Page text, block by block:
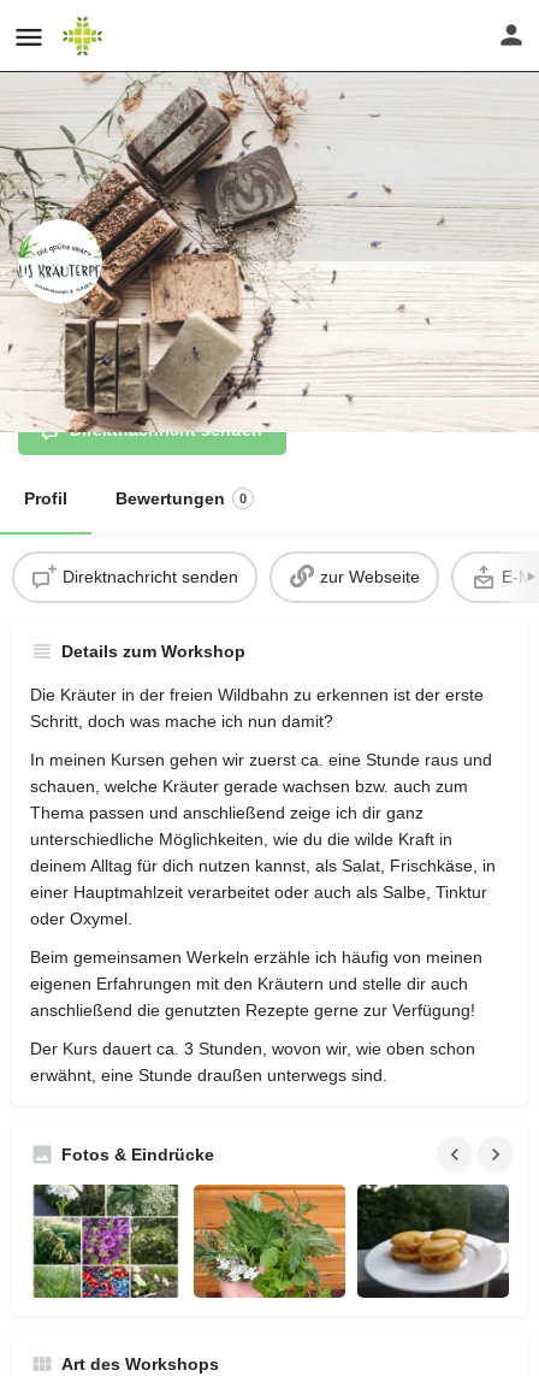
Kräuter kennenlernen und direkt
verarbeiten
Direktnachricht senden
Profil Bewertungen 0
Direktnachricht senden zur Webseite E-
Details zum Workshop
Die Kräuter in der freien Wildbahn zu erkennen ist der erste
Schritt, doch was mache ich nun damit?
In meinen Kursen gehen wir zuerst ca. eine Stunde raus und
schauen, welche Kräuter gerade wachsen bzw. auch zum
Thema passen und anschließend zeige ich dir ganz
unterschiedliche Möglichkeiten, wie du die wilde Kraft in
deinem Alltag für dich nutzen kannst, als Salat, Frischkäse, in
einer Hauptmahlzeit verarbeitet oder auch als Salbe, Tinktur
oder Oxymel.
Beim gemeinsamen Werkeln erzähle ich häufig von meinen
eigenen Erfahrungen mit den Kräutern und stelle dir auch
anschließend die genutzten Rezepte gerne zur Verfügung!
Der Kurs dauert ca. 3 Stunden, wovon wir, wie oben schon
erwähnt, eine Stunde draußen unterwegs sind.
Fotos & Eindrücke
Art des Workshops